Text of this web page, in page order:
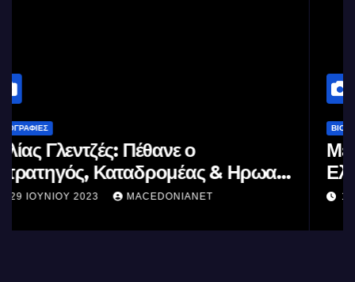
ΒΙΟΓΡΑΦΊΕΣ
Μέγας Αλέξανδρος: Ο μέγιστος των
Ελλήνων
11 ΙΟΥΝΊΟΥ 2023 MACEDONIANET